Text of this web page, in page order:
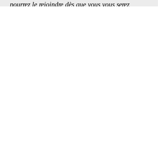
pourrez le rejoindre dès que vous vous serez